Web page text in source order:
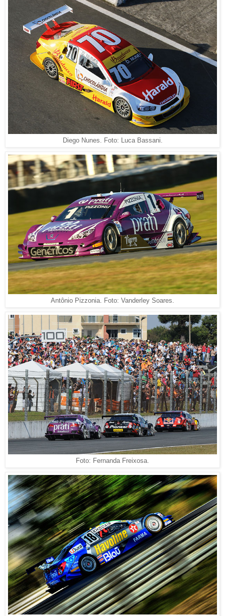
Diego Nunes. Foto: Luca Bassani.
Antônio Pizzonia. Foto: Vanderley Soares.
Foto: Fernanda Freixosa.